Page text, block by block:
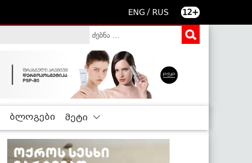
ENG / RUS 12+
ბლოგები მეტი